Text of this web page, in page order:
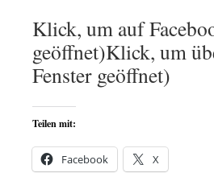
Klick, um auf
geöffnet)Klick, um
Fenster geöffnet)
Teilen mit:
Facebook X